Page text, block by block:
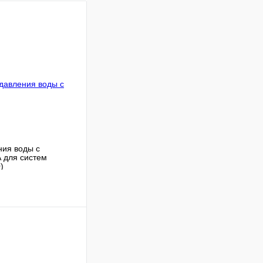
воды с
систем
)